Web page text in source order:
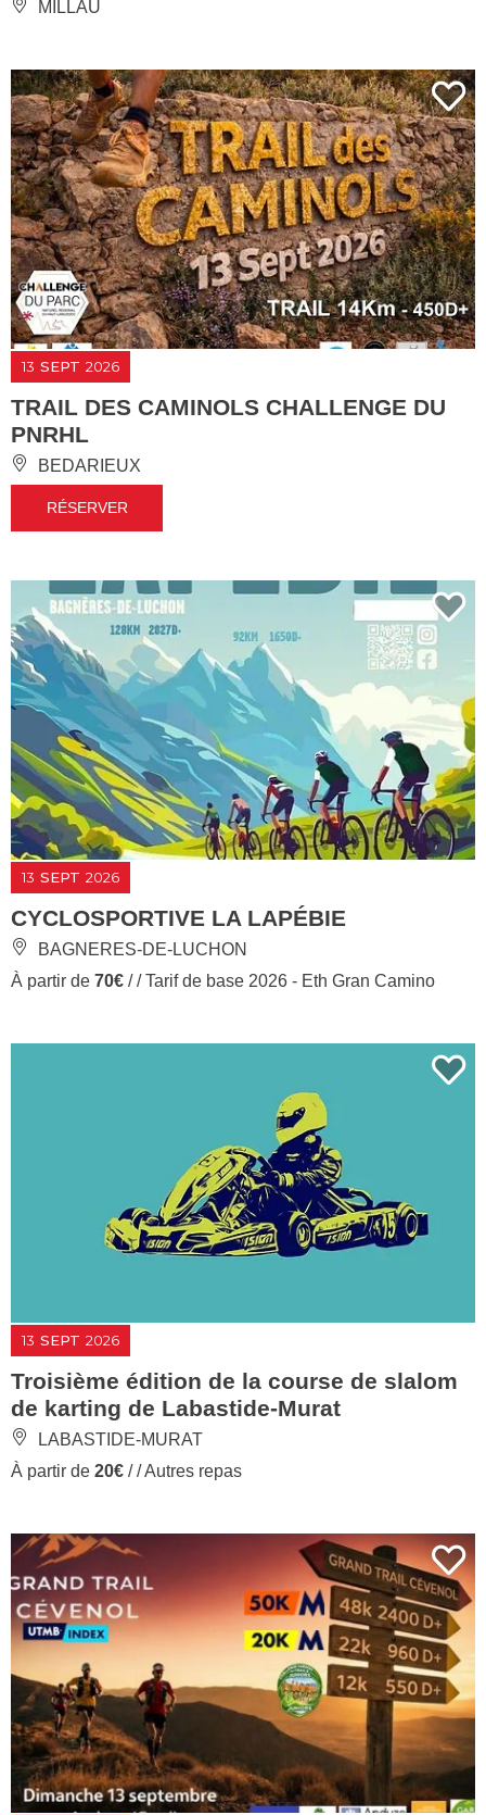
MILLAU
13 SEPT 2026
TRAIL DES CAMINOLS CHALLENGE DU
PNRHL
BEDARIEUX
RÉSERVER
13 SEPT 2026
CYCLOSPORTIVE LA LAPÉBIE
BAGNERES-DE-LUCHON
À partir de 70€ / / Tarif de base 2026 - Eth Gran Camino
13 SEPT 2026
Troisième édition de la course de slalom
de karting de Labastide-Murat
LABASTIDE-MURAT
À partir de 20€ / / Autres repas